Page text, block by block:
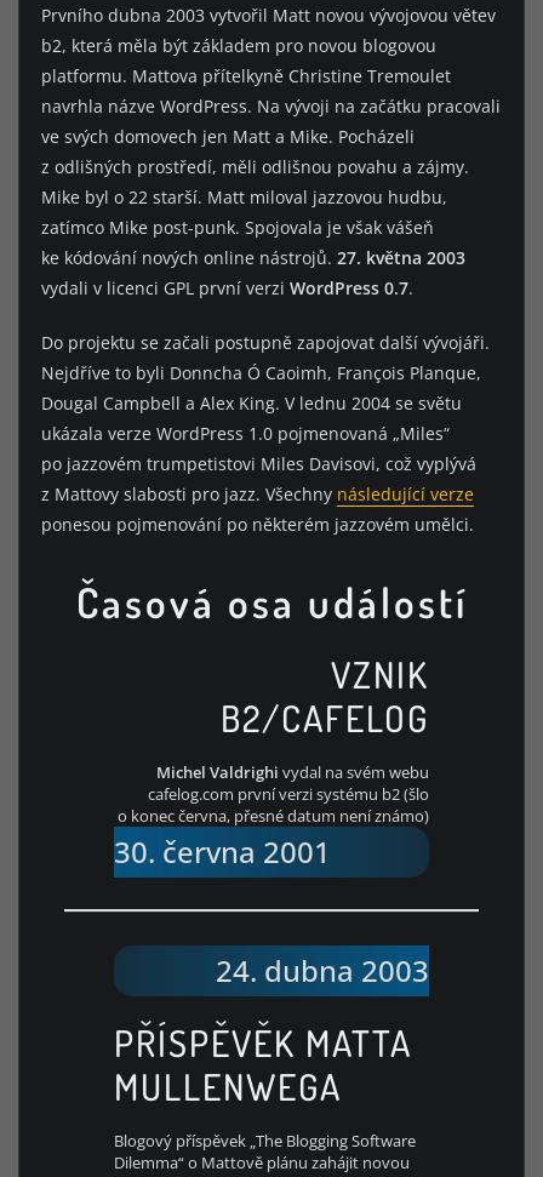
Prvního dubna 2003 vytvořil Matt novou vývojovou větev
b2, která měla být základem pro novou blogovou
platformu. Mattova přítelkyně Christine Tremoulet
navrhla názve WordPress. Na vývoji na začátku pracovali
ve svých domovech jen Matt a Mike. Pocházeli
z odlišných prostředí, měli odlišnou povahu a zájmy.
Mike byl o 22 starší. Matt miloval jazzovou hudbu,
zatímco Mike post-punk. Spojovala je však vášeň
ke kódování nových online nástrojů. 27. května 2003
vydali v licenci GPL první verzi WordPress 0.7.
Do projektu se začali postupně zapojovat další vývojáři.
Nejdříve to byli Donncha Ó Caoimh, François Planque,
Dougal Campbell a Alex King. V lednu 2004 se světu
ukázala verze WordPress 1.0 pojmenovaná „Miles“
po jazzovém trumpetistovi Miles Davisovi, což vyplývá
z Mattovy slabosti pro jazz. Všechny následující verze
ponesou pojmenování po některém jazzovém umělci.
Časová osa událostí
VZNIK
B2/CAFELOG
Michel Valdrighi vydal na svém webu
cafelog.com první verzi systému b2 (šlo
o konec června, přesné datum není známo)
30. června 2001
24. dubna 2003
PŘÍSPĚVĚK MATTA
MULLENWEGA
Blogový příspěvek „The Blogging Software
Dilemma“ o Mattově plánu zahájit novou